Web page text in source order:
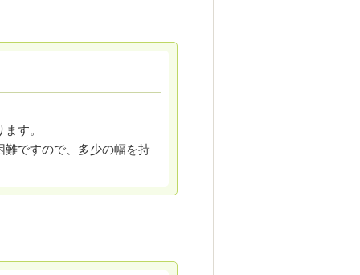
す。
ですので、 多少の幅を持